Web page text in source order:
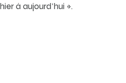
à aujourd’hui ».